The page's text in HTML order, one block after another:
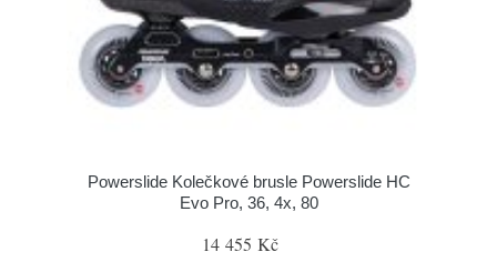
Powerslide Kolečkové brusle Powerslide HC
Evo Pro, 36, 4x, 80
14 455 Kč